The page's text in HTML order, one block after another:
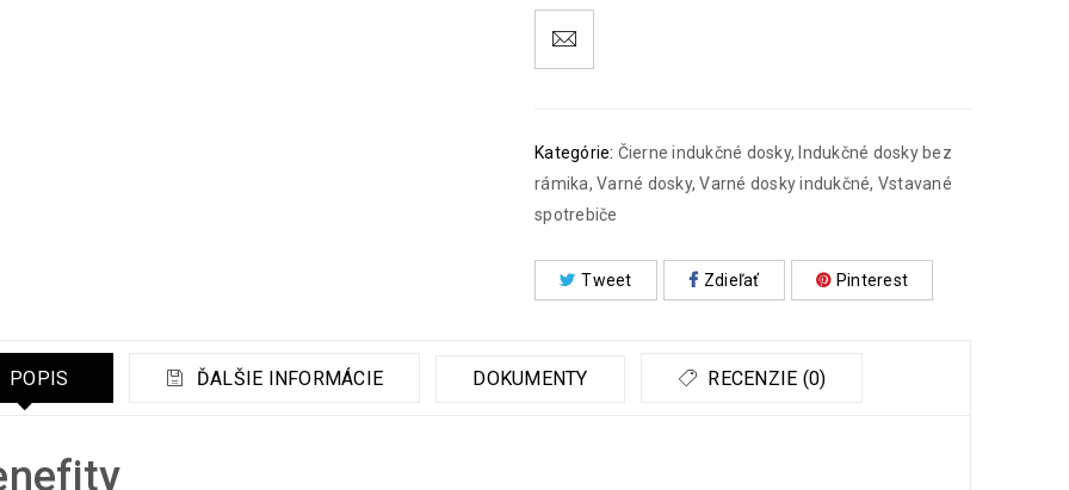
Kategórie: Čierne indukčné dosky, Indukčné dosky bez
rámika, Varné dosky,Varné dosky indukčné, Vstavané
spotrebiče
Tweet Zdieľať Pinterest
POPIS ĎALŠIE INFORMÁCIE DOKUMENTY RECENZIE (0)